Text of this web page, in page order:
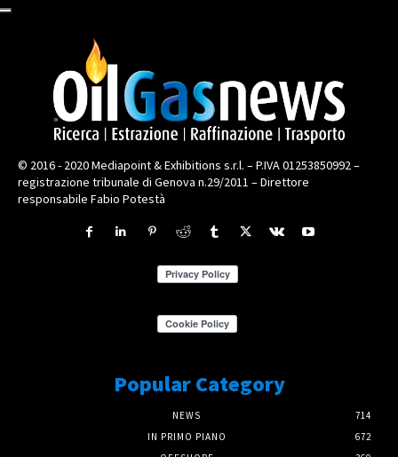
© 2016 - 2020 Mediapoint & Exhibitions s.r.l. – P.IVA 01253850992 –
registrazione tribunale di Genova n.29/2011 – Direttore
responsabile Fabio Potestà
Popular Category
NEWS
714
IN PRIMO PIANO
672